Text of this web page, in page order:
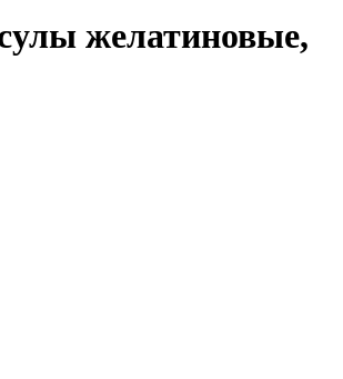
желатиновые,